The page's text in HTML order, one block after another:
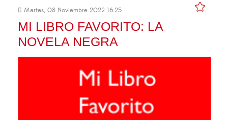
Martes, 08 Noviembre 2022 16:25
MI LIBRO FAVORITO: LA
NOVELA NEGRA